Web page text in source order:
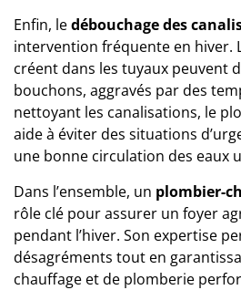
Enfin, ledébouchage des
intervention fréquente en hiver.
créent dans les tuyaux peuvent
bouchons, aggravés par des
nettoyant les canalisations, le
aide à éviter des situations
une bonne circulation des eaux
Dans l’ensemble, un plombier-
rôle clé pour assurer un foyer
pendant l’hiver. Son expertise
désagréments tout en
chauffage et de plomberie